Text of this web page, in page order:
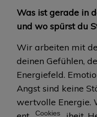
Was ist gerade in
und wo spürst du
Wir arbeiten mit
deinen Gefühlen,
Energiefeld.
Angst sind keine
wertvolle Energie.
Cookies